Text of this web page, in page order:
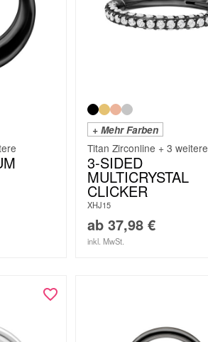
+ Mehr Farben
Titan Zirconline + 3 weitere
3-SIDED
MULTICRYSTAL
CLICKER
XHJ15
ab 37,98 €
inkl. MwSt.